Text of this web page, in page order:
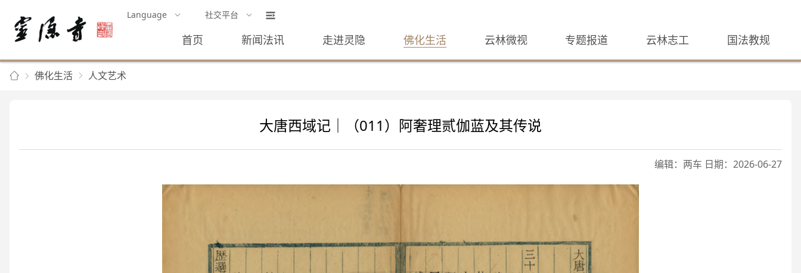
Language 社交平台
首页 新闻法讯 走进灵隐 佛化生活 云林微视 专题报道 云林志工 国法教规
佛化生活 人文艺术
大唐西域记｜（011）阿奢理贰伽蓝及其传说
编辑：两车 日期：2026-06-27